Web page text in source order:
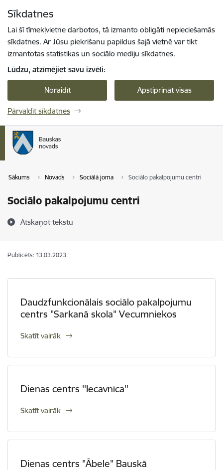
Sīkdatnes
Lai šī tīmekļvietne darbotos, tā izmanto obligāti nepieciešamās
sīkdatnes. Ar Jūsu piekrišanu papildus šajā vietnē var tikt
izmantotas statistikas un sociālo mediju sīkdatnes.
Lūdzu, atzīmējiet savu izvēli:
Noraidīt Apstiprināt visas
Pārvaldīt sīkdatnes
Sākums Novads Sociālā joma Sociālo pakalpojumu centri
Sociālo pakalpojumu centri
Atskaņot tekstu
Publicēts: 13.03.2023.
Daudzfunkcionālais sociālo pakalpojumu
centrs "Sarkanā skola" Vecumniekos
Skatīt vairāk
Dienas centrs ''Iecavnīca''
Skatīt vairāk
Dienas centrs "Ābele" Bauskā